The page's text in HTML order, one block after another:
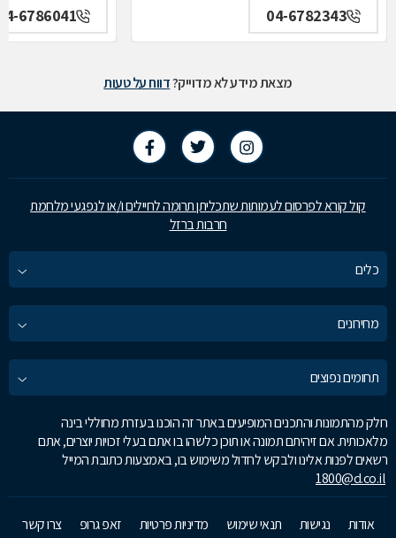
04-6782343
6786041
מצאת מידע לא מדוייק?דווח על טעות
קול קורא לפרסום לעמותות שתכליתן תרומה לחיילים ו/או לנפגעי מלחמת
חרבות ברזל
כלים
מחירונים
תחומים נפוצים
חלק מהתמונות והתכנים המופיעים באתר זה הוכנו בעזרת מחוללי בינה
מלאכותית. אם זיהיתם תמונה או תוכן כלשהו בו אתם בעלי זכויות יוצרים, אתם
רשאים לפנות אלינו ולבקש לחדול משימוש בו, באמצעות כתובת המייל
1800@d.co.il
אודות נגישות תנאי שימוש מדיניות פרטיות זאפ גרופ צרו קשר